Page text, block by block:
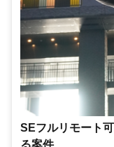
SEフルリモート
る案件